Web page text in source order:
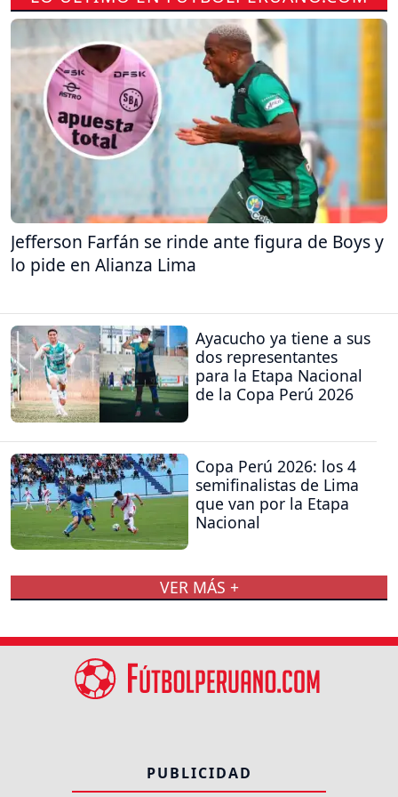
Jefferson Farfán se rinde ante figura de Boys y
lo pide en Alianza Lima
Ayacucho ya tiene a sus
dos representantes
para la Etapa Nacional
de la Copa Perú 2026
Copa Perú 2026: los 4
semifinalistas de Lima
que van por la Etapa
Nacional
VER MÁS +
PUBLICIDAD